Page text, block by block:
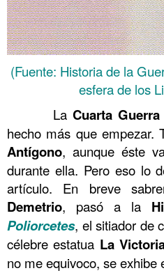
(Fuente: Historia de la
esfera de los
La Cuarta
hecho más que empezar.
Antígono, aunque éste
durante ella. Pero eso lo
artículo. En breve
Demetrio, pasó a la
Poliorcetes, el sitiador de
célebre estatua La
no me equivoco, se exhibe